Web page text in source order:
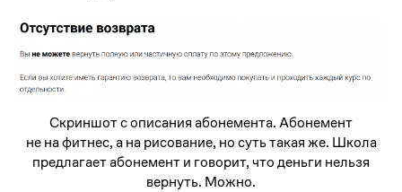
Скриншот с описания абонемента. Абонемент
не на фитнес, а на рисование, но суть такая же. Школа
предлагает абонемент и говорит, что деньги нельзя
вернуть. Можно.